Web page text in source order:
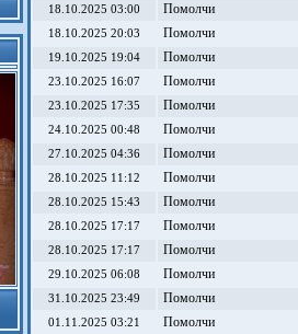
18.10.2025 03:00 Помолчи
18.10.2025 20:03 Помолчи
19.10.2025 19:04 Помолчи
23.10.2025 16:07 Помолчи
23.10.2025 17:35 Помолчи
24.10.2025 00:48 Помолчи
27.10.2025 04:36 Помолчи
28.10.2025 11:12 Помолчи
28.10.2025 15:43 Помолчи
28.10.2025 17:17 Помолчи
28.10.2025 17:17 Помолчи
29.10.2025 06:08 Помолчи
31.10.2025 23:49 Помолчи
01.11.2025 03:21 Помолчи